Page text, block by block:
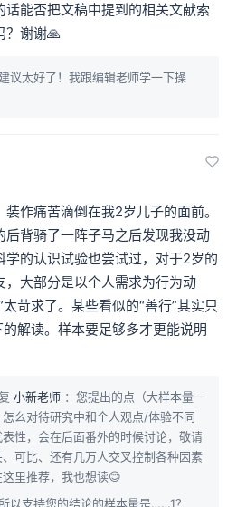
话能否把文稿中提到的相关文献索
？谢谢🙏
议太好了！我跟编辑老师学一下操
作痛苦滴倒在我2岁儿子的面前。
后背骑了一阵子马之后发现我没动
学的认识试验也尝试过，对于2岁的
，大部分是以个人需求为行为动
苛求了。某些看似的“善行”其实只
的解读。样本要足够多才更能说明
小新老师 ：您提出的点（大样本量一
么对待研究中和个人观点/体验不同
性，会在后面番外的时候讨论，敬请
可比、还有几万人交叉控制各种因素
里推荐，我也想读😊
以支持您的结论的样本量是……1？